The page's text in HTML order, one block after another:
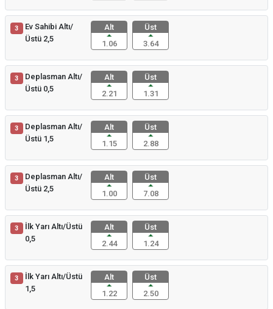
3
Ev Sahibi Altı/
Üstü 2,5
Alt
1.06
Üst
3.64
3
Deplasman Altı/
Üstü 0,5
Alt
2.21
Üst
1.31
3
Deplasman Altı/
Üstü 1,5
Alt
1.15
Üst
2.88
3
Deplasman Altı/
Üstü 2,5
Alt
1.00
Üst
7.08
3
İlk Yarı Altı/Üstü
0,5
Alt
2.44
Üst
1.24
3
İlk Yarı Altı/Üstü
1,5
Alt
1.22
Üst
2.50